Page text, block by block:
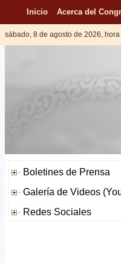
Inicio Acerca del
sábado, 8 de agosto de 2026,